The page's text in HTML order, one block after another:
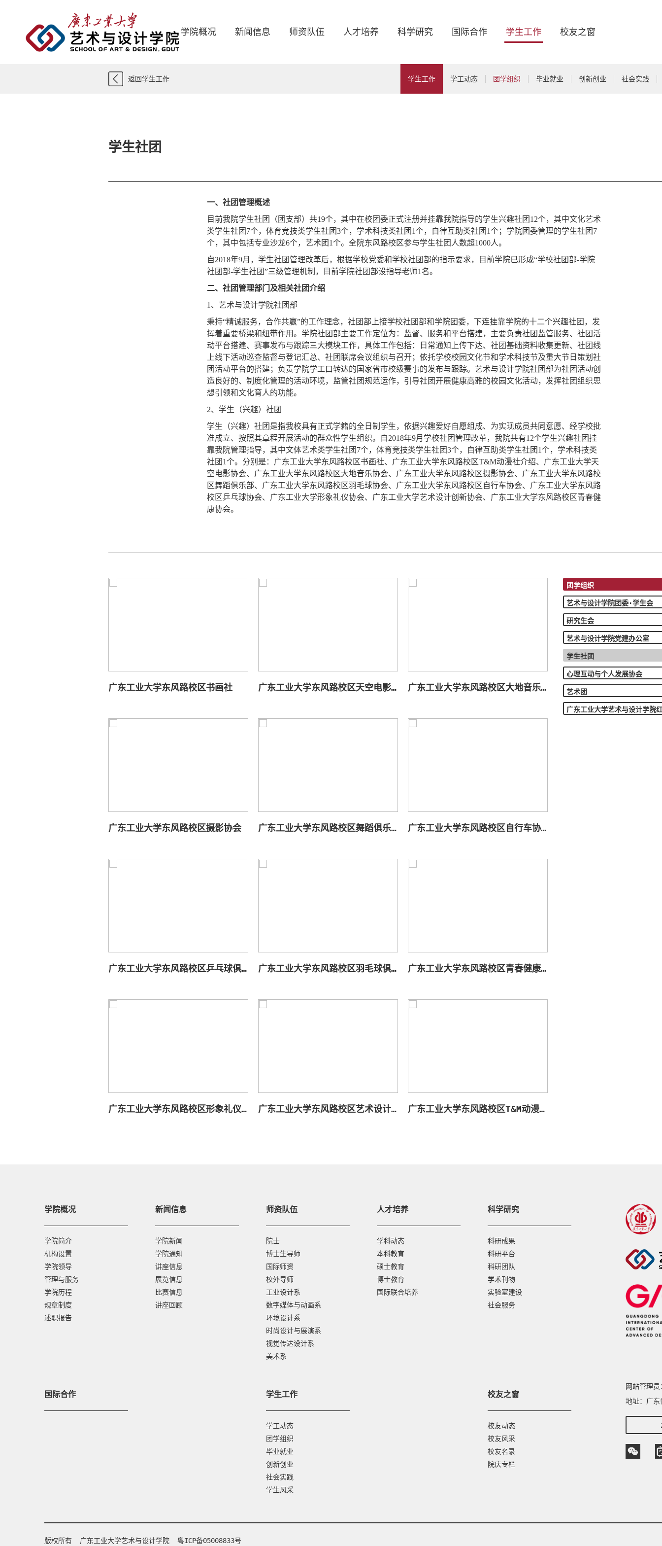
学院概况 新闻信息 师资队伍 人才培养 科学研究 国际合作 学生工作 校友之窗
返回学生工作 学生工作 学工动态 团学组织 毕业就业 创新创业 社会实践
学生社团
一、社团管理概述
目前我院学生社团（团支部）共19个，其中在校团委正式注册并挂靠我院指导的学生兴趣社团12个，其中文化艺术
类学生社团7个，体育竞技类学生社团3个，学术科技类社团1个，自律互助类社团1个；学院团委管理的学生社团7
个，其中包括专业沙龙6个，艺术团1个。全院东风路校区参与学生社团人数超1000人。
自2018年9月，学生社团管理改革后，根据学校党委和学校社团部的指示要求，目前学院已形成“学校社团部-学院
社团部-学生社团”三级管理机制，目前学院社团部设指导老师1名。
二、社团管理部门及相关社团介绍
1、艺术与设计学院社团部
秉持“精诚服务，合作共赢”的工作理念，社团部上接学校社团部和学院团委，下连挂靠学院的十二个兴趣社团，发
挥着重要桥梁和纽带作用。学院社团部主要工作定位为：监督、服务和平台搭建，主要负责社团监管服务、社团活
动平台搭建、赛事发布与跟踪三大模块工作，具体工作包括：日常通知上传下达、社团基础资料收集更新、社团线
上线下活动巡查监督与登记汇总、社团联席会议组织与召开；依托学校校园文化节和学术科技节及重大节日策划社
团活动平台的搭建；负责学院学工口转达的国家省市校级赛事的发布与跟踪。艺术与设计学院社团部为社团活动创
造良好的、制度化管理的活动环境，监管社团规范运作，引导社团开展健康高雅的校园文化活动，发挥社团组织思
想引领和文化育人的功能。
2、学生（兴趣）社团
学生（兴趣）社团是指我校具有正式学籍的全日制学生，依据兴趣爱好自愿组成、为实现成员共同意愿、经学校批
准成立、按照其章程开展活动的群众性学生组织。自2018年9月学校社团管理改革，我院共有12个学生兴趣社团挂
靠我院管理指导，其中文体艺术类学生社团7个，体育竞技类学生社团3个，自律互助类学生社团1个，学术科技类
社团1个。分别是：广东工业大学东风路校区书画社、广东工业大学东风路校区T&M动漫社介绍、广东工业大学天
空电影协会、广东工业大学东风路校区大地音乐协会、广东工业大学东风路校区摄影协会、广东工业大学东风路校
区舞蹈俱乐部、广东工业大学东风路校区羽毛球协会、广东工业大学东风路校区自行车协会、广东工业大学东风路
校区乒乓球协会、广东工业大学形象礼仪协会、广东工业大学艺术设计创新协会、广东工业大学东风路校区青春健
康协会。
广东工业大学东风路校区书画社 广东工业大学东风路校区天空电影协会 广东工业大学东风路校区大地音乐协会
广东工业大学东风路校区摄影协会 广东工业大学东风路校区舞蹈俱乐部 广东工业大学东风路校区自行车协会
广东工业大学东风路校区乒乓球俱乐部 广东工业大学东风路校区羽毛球俱乐部 广东工业大学东风路校区青春健康协会
广东工业大学东风路校区形象礼仪协会 广东工业大学东风路校区艺术设计创新协会 广东工业大学东风路校区T&M动漫社
团学组织
艺术与设计学院团委·学生会
研究生会
艺术与设计学院党建办公室
学生社团
心理互动与个人发展协会
艺术团
广东工业大学艺术与设计学院
学院概况
学院简介
机构设置
学院领导
管理与服务
学院历程
规章制度
述职报告
新闻信息
学院新闻
学院通知
讲座信息
展览信息
比赛信息
讲座回顾
师资队伍
院士
博士生导师
国际师资
校外导师
工业设计系
数字媒体与动画系
环境设计系
时尚设计与展演系
视觉传达设计系
美术系
人才培养
学科动态
本科教育
硕士教育
博士教育
国际联合培养
科学研究
科研成果
科研平台
科研团队
学术刊物
实验室建设
社会服务
国际合作 学生工作
学工动态
团学组织
毕业就业
创新创业
社会实践
学生风采
校友之窗
校友动态
校友风采
校友名录
院庆专栏
网站管理
地址：广
版权所有 广东工业大学艺术与设计学院 粤ICP备05008833号